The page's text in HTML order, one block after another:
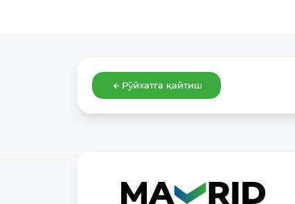
Рўйхатга қайтиш